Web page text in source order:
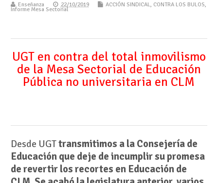
Enseñanza 22/10/2019 ACCIÓN SINDICAL, CONTRA LOS BULOS,
Informe Mesa Sectorial
UGT en contra del total inmovilismo
de la Mesa Sectorial de Educación
Pública no universitaria en CLM
Desde UGTtransmitimos a la Consejería de
Educación que deje de incumplir su promesa
de revertir los recortes en Educación de